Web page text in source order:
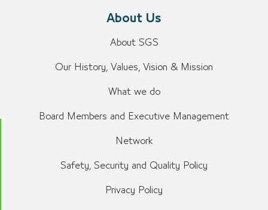
About Us
About SGS
Our History, Values, Vision & Mission
What we do
Board Members and Executive Management
Network
Safety, Security and Quality Policy
Privacy Policy